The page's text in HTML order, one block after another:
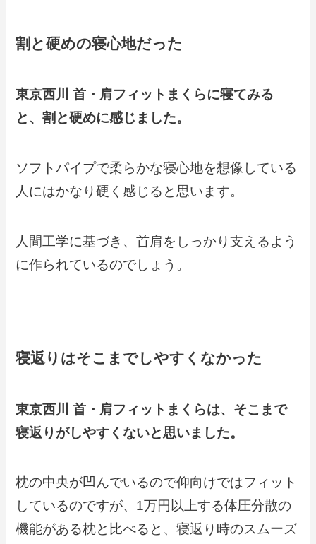
割と硬めの寝心地だった
東京西川 首・肩フィットまくらに寝てみる
と、割と硬めに感じました。
ソフトパイプで柔らかな寝心地を想像している
人にはかなり硬く感じると思います。
人間工学に基づき、首肩をしっかり支えるよう
に作られているのでしょう。
寝返りはそこまでしやすくなかった
東京西川 首・肩フィットまくらは、そこまで
寝返りがしやすくないと思いました。
枕の中央が凹んでいるので仰向けではフィット
しているのですが、1万円以上する体圧分散の
機能がある枕と比べると、寝返り時のスムーズ